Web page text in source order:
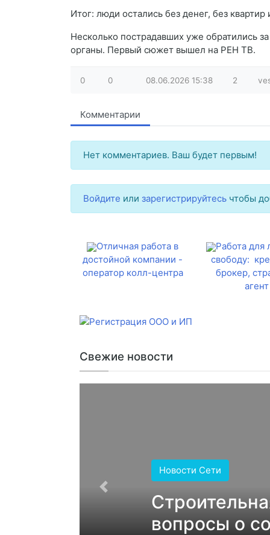
Итог: люди остались без денег, без
Несколько пострадавших уже обратились
органы. Первый сюжет вышел на РЕН ТВ.
0 0 08.06.2026 15:38 2
Комментарии
Нет комментариев. Ваш будет первым!
Войдите или зарегистрируйтесь чтобы
Отличная работа в
достойной компании -
оператор колл-центра
Работа для
свободу:
брокер,
агент
Свежие новости
Новости Сети
вопросы о